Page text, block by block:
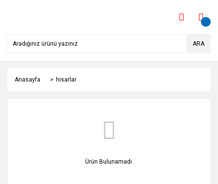
ARA
Anasayfa hisarlar
Ürün Bulunamadı.